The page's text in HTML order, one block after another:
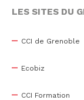
LES SITES DU
CCI de Grenoble
Ecobiz
CCI Formation